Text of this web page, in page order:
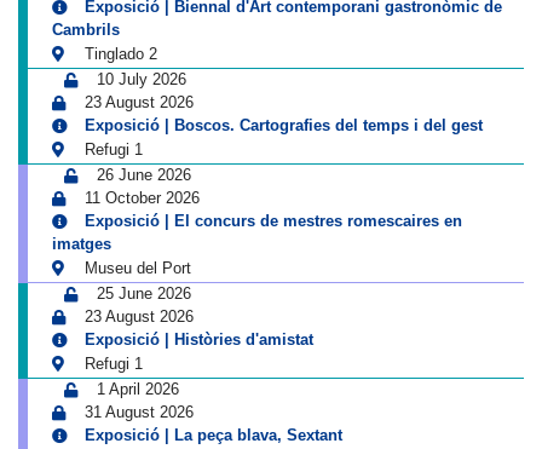
Exposició | Biennal d'Art contemporani gastronòmic de
Cambrils
Tinglado 2
10 July 2026
23 August 2026
Exposició | Boscos. Cartografies del temps i del gest
Refugi 1
26 June 2026
11 October 2026
Exposició | El concurs de mestres romescaires en
imatges
Museu del Port
25 June 2026
23 August 2026
Exposició | Històries d'amistat
Refugi 1
1 April 2026
31 August 2026
Exposició | La peça blava, Sextant